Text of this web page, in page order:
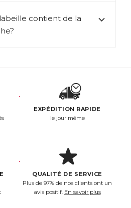
contient de la
EXPÉDITION RAPIDE
le jour même
QUALITÉ DE SERVICE
Plus de 97% de nos clients ont un
avis positif. En savoir plus